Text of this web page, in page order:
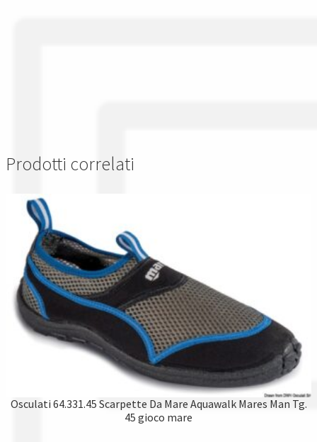
Prodotti correlati
Osculati 64.331.45 Scarpette Da Mare Aquawalk Mares Man Tg.
45 gioco mare